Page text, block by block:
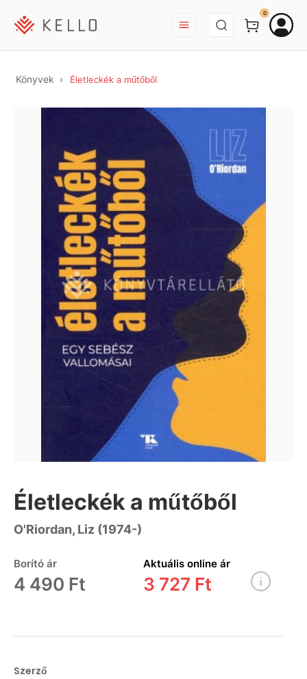
BEJELENTKEZÉS
0
Könyvek Életleckék a műtőből
Életleckék a műtőből
O'Riordan, Liz (1974-)
Borító ár
4 490 Ft
Aktuális online ár
3 727 Ft
Szerző